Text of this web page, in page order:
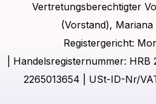
Vertretungsberechtigter
(Vorstand), Mariana
Registergericht:
| Handelsregisternummer:
2265013654 | USt-ID-Nr/